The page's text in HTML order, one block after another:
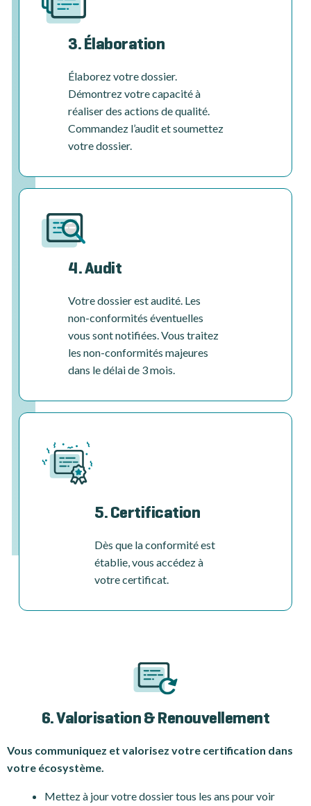
3. Élaboration
Élaborez votre dossier.
Démontrez votre capacité à
réaliser des actions de qualité.
Commandez l’audit et soumettez
votre dossier.
4. Audit
Votre dossier est audité. Les
non-conformités éventuelles
vous sont notifiées. Vous traitez
les non-conformités majeures
dans le délai de 3 mois.
5. Certification
Dès que la conformité est
établie, vous accédez à
votre certificat.
6. Valorisation & Renouvellement
Vous communiquez et valorisez votre certification dans
votre écosystème.
Mettez à jour votre dossier tous les ans pour voir